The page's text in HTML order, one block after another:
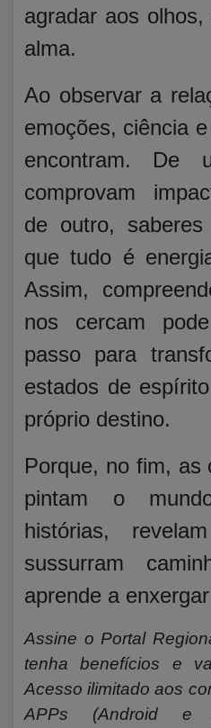
agradar aos
alma.
Ao observar a
emoções, ciência
encontram. De
comprovam
de outro, saberes
que tudo é
Assim,
nos cercam
passo para
estados de
próprio destino.
Porque, no fim, as
pintam o
histórias,
sussurram
aprende a
Assine o Portal
tenha benefícios e
Acesso ilimitado aos
APPs (Android e